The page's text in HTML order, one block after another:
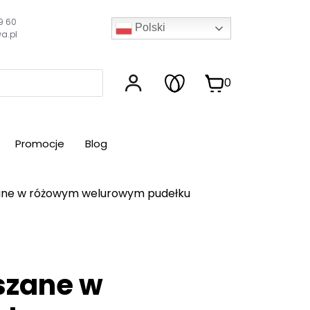
60
Polski
0
Promocje Blog
w różowym welurowym pudełku
w